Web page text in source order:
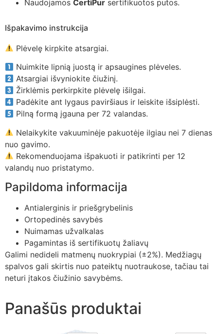
Naudojamos CertiPur sertifikuotos putos.
Išpakavimo instrukcija
Plėvelę kirpkite atsargiai.
Nuimkite lipnią juostą ir apsaugines plėveles.
Atsargiai išvyniokite čiužinį.
Žirklėmis perkirpkite plėvelę išilgai.
Padėkite ant lygaus paviršiaus ir leiskite išsiplėsti.
Pilną formą įgauna per 72 valandas.
Nelaikykite vakuuminėje pakuotėje ilgiau nei 7 dienas
nuo gavimo.
Rekomenduojama išpakuoti ir patikrinti per 12
valandų nuo pristatymo.
Papildoma informacija
Antialerginis ir priešgrybelinis
Ortopedinės savybės
Nuimamas užvalkalas
Pagamintas iš sertifikuotų žaliavų
Galimi nedideli matmenų nuokrypiai (±2%). Medžiagų
spalvos gali skirtis nuo pateiktų nuotraukose, tačiau tai
neturi įtakos čiužinio savybėms.
Panašūs produktai